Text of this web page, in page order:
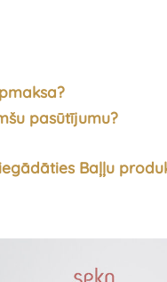
pasūtījumu?
Baļļu